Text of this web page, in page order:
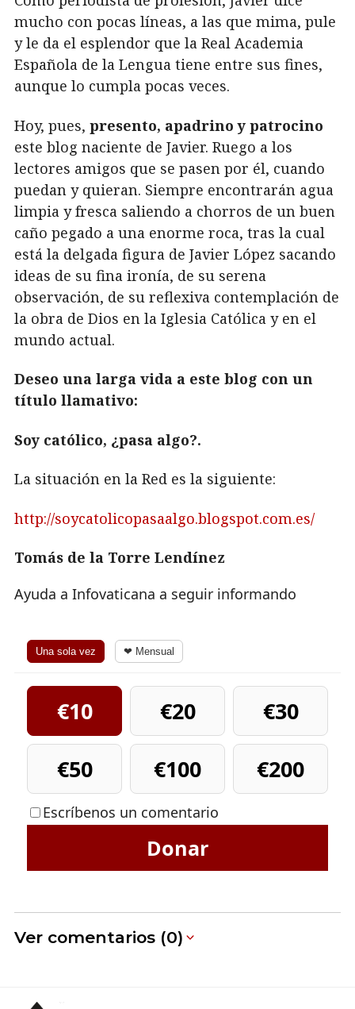
mucho con pocas líneas, a las que mima, pule
y le da el esplendor que la Real Academia
Española de la Lengua tiene entre sus fines,
aunque lo cumpla pocas veces.
Hoy, pues, presento, apadrino y patrocino
este blog naciente de Javier. Ruego a los
lectores amigos que se pasen por él, cuando
puedan y quieran. Siempre encontrarán agua
limpia y fresca saliendo a chorros de un buen
caño pegado a una enorme roca, tras la cual
está la delgada figura de Javier López sacando
ideas de su fina ironía, de su serena
observación, de su reflexiva contemplación de
la obra de Dios en la Iglesia Católica y en el
mundo actual.
Deseo una larga vida a este blog con un
título llamativo:
Soy católico, ¿pasa algo?.
La situación en la Red es la siguiente:
http://soycatolicopasaalgo.blogspot.com.es/
Tomás de la Torre Lendínez
Ayuda a Infovaticana a seguir informando
Una sola vez ❤ Mensual
€10 €20
€30
€50
€100 €200
Escríbenos un comentario
Donar
Ver comentarios (0)